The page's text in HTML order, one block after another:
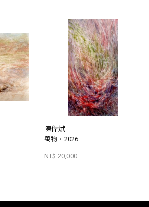
陳偉斌
萬物，2026
NT$ 20,000